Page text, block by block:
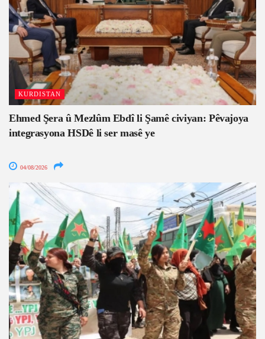
KURDISTAN
Ehmed Şera û Mezlûm Ebdî li Şamê civiyan: Pêvajoya
integrasyona HSDê li ser masê ye
04/08/2026